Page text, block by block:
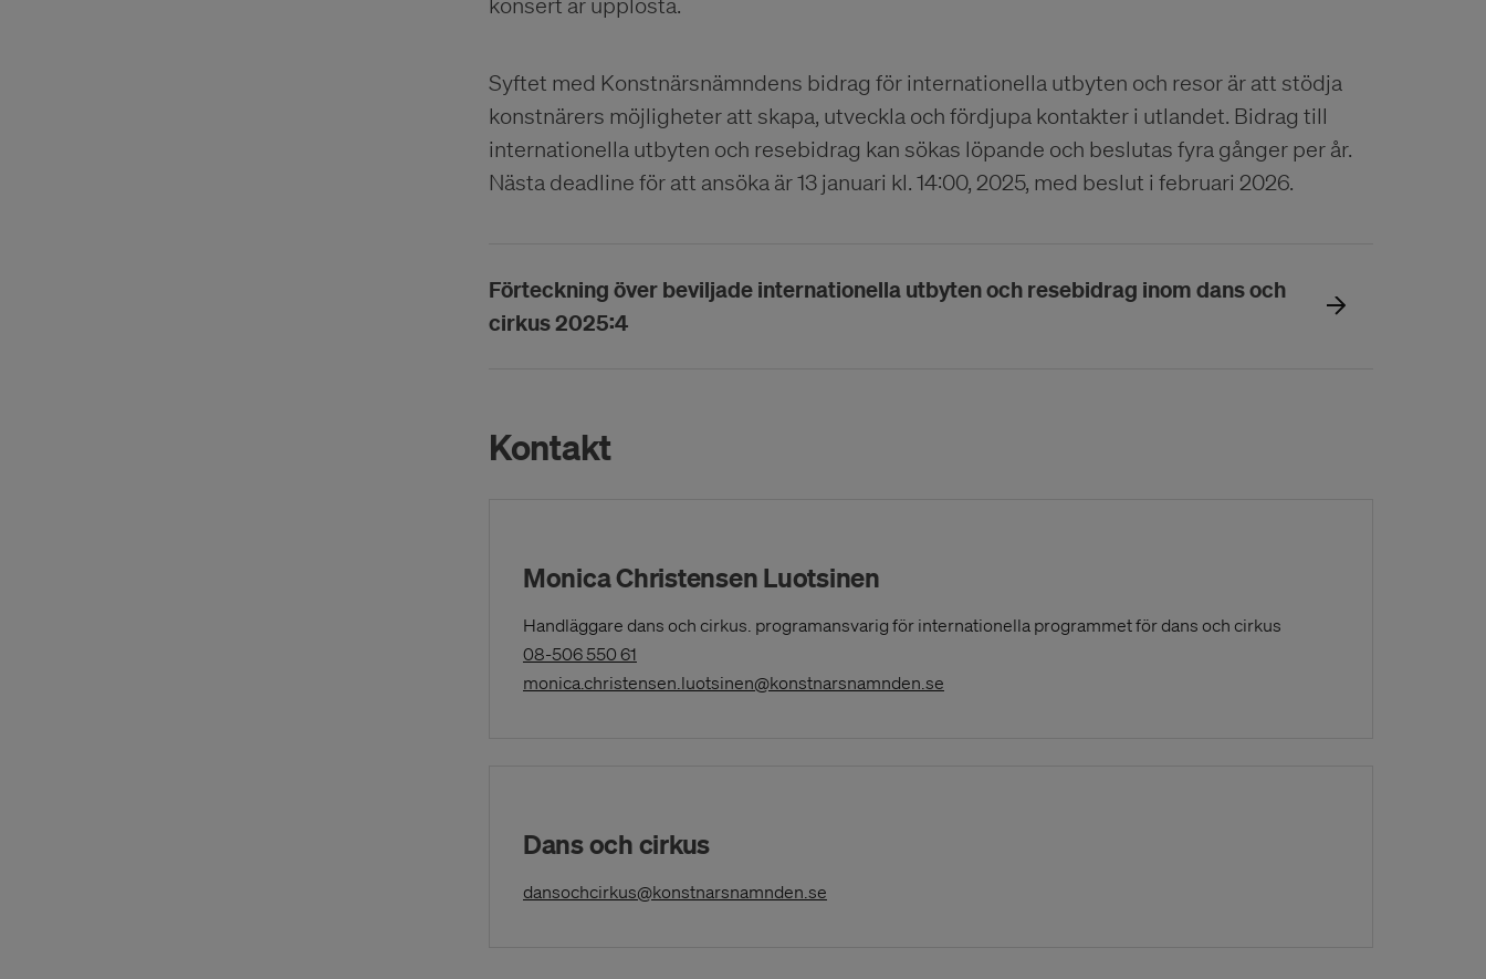
Syftet med Konstnärsnämndens bidrag för internationella utbyten och resor är att stödja
konstnärers möjligheter att skapa, utveckla och fördjupa kontakter i utlandet. Bidrag till
internationella utbyten och resebidrag kan sökas löpande och beslutas fyra gånger per år.
Nästa deadline för att ansöka är 13 januari kl. 14:00, 2025, med beslut i februari 2026.
Förteckning över beviljade internationella utbyten och resebidrag inom dans och
cirkus 2025:4
Kontakt
Monica Christensen Luotsinen
Handläggare dans och cirkus. programansvarig för internationella programmet för dans och cirkus
08-506 550 61(Opens
in
monica.christensen.luotsinen@konstnarsnamnden.se(Opens in a New Window)
Dans och cirkus
dansochcirkus@konstnarsnamnden.se(Opens in a New Window)